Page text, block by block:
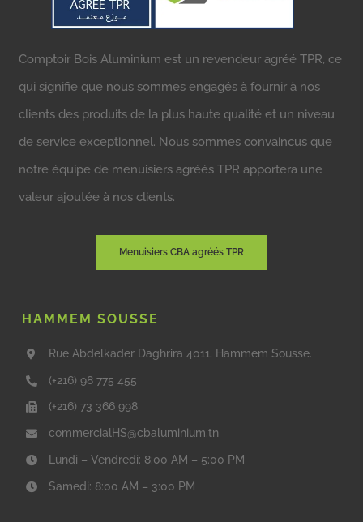
Comptoir Bois Aluminium est un revendeur agréé TPR, ce
qui signifie que nous sommes engagés à fournir à nos
clients des produits de la plus haute qualité et un niveau
de service exceptionnel. Nous sommes convaincus que
notre équipe de menuisiers agréés TPR apportera une
valeur ajoutée à nos clients.
Menuisiers CBA agréés TPR
HAMMEM SOUSSE
Rue Abdelkader Daghrira 4011, Hammem Sousse.
(+216) 98 775 455
(+216) 73 366 998
commercialHS@cbaluminium.tn
Lundi – Vendredi: 8:00 AM – 5:00 PM
Samedi: 8:00 AM – 3:00 PM